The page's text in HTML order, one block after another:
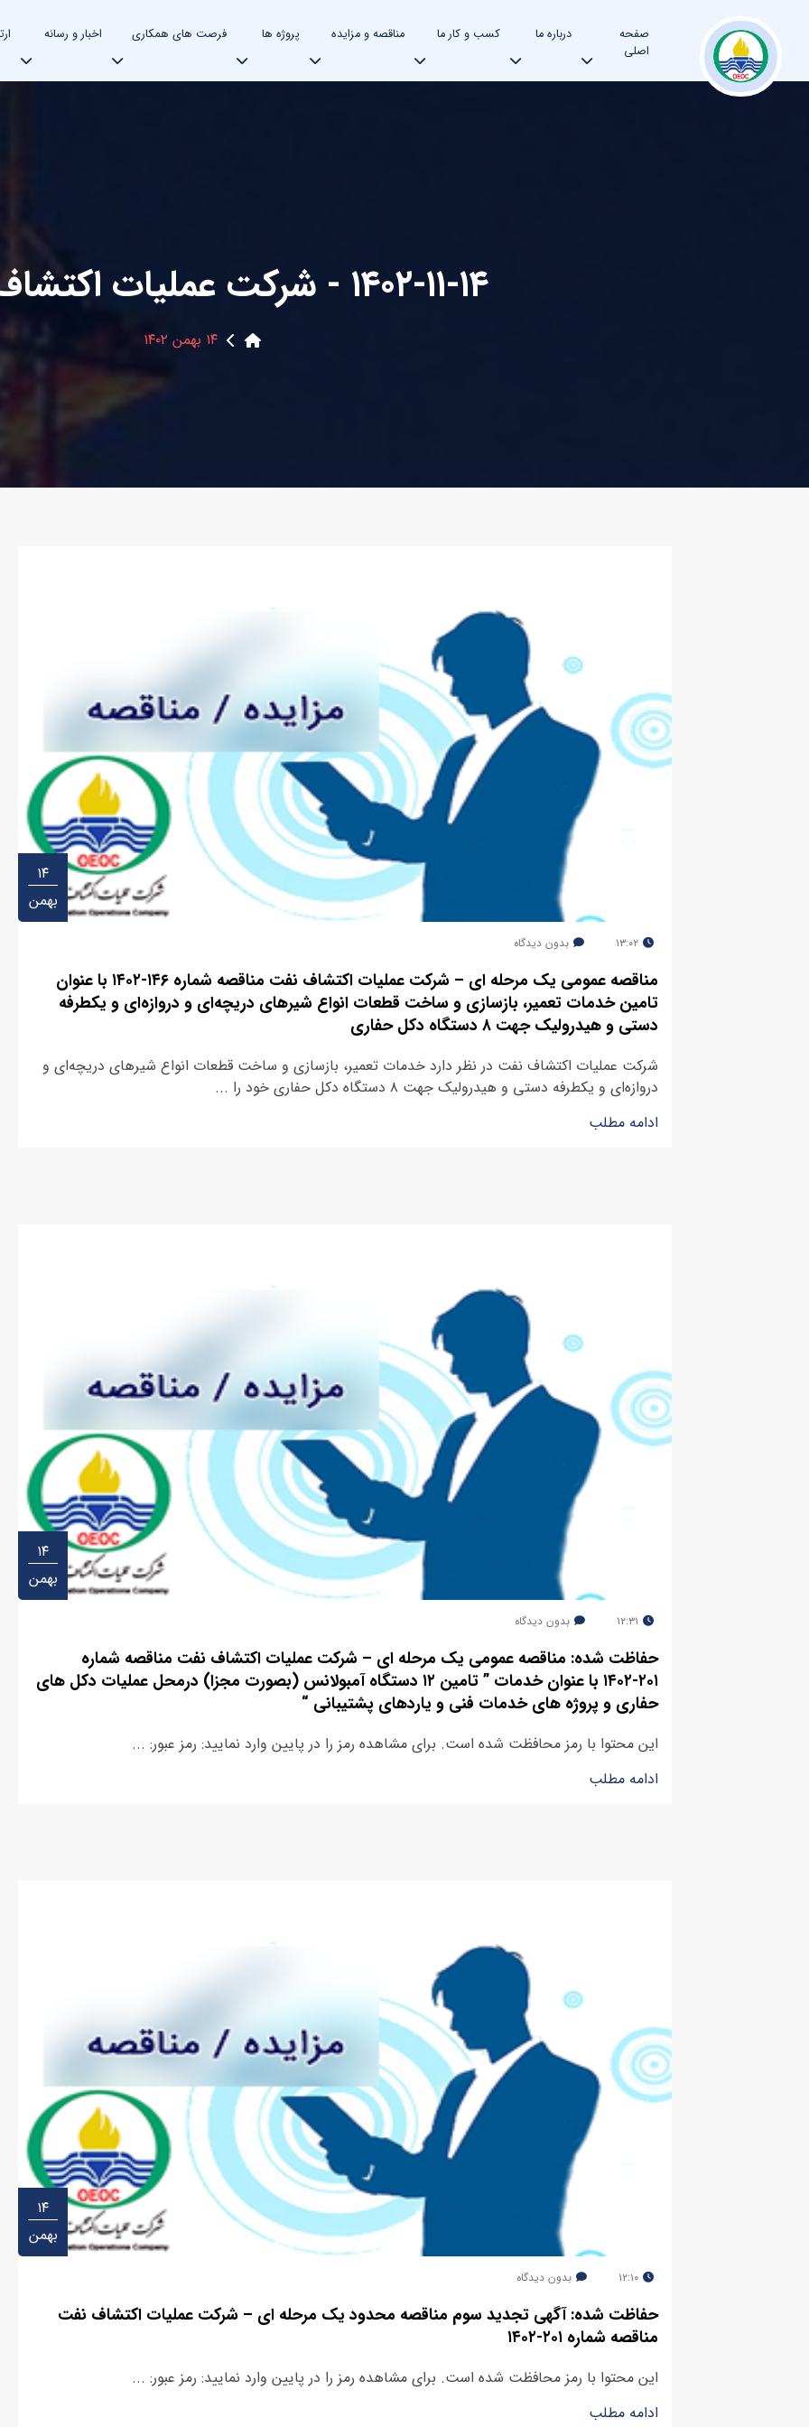
صفحه
اصلی
درباره ما کسب و کار ما مناقصه و مزایده پروژه ها فرصت های همکاری اخبار و رسانه
۱۴۰۲-۱۱-۱۴ - شرکت عملیات اکتشاف نفت
۱۴ بهمن ۱۴۰۲
۱۴
بهمن
۱۳:۰۲ بدون دیدگاه
مناقصه عمومی یک مرحله ای – شرکت عملیات اکتشاف نفت مناقصه شماره ۱۴۶-۱۴۰۲ با عنوان
تامین خدمات تعمیر، بازسازی و ساخت قطعات انواع شیرهای دریچه‌ای و دروازه‌ای و یکطرفه
دستی و هیدرولیک جهت ۸ دستگاه دکل حفاری
شرکت عملیات اکتشاف نفت در نظر دارد خدمات تعمیر، بازسازی و ساخت قطعات انواع شیرهای دریچه‌ای و
دروازه‌ای و یکطرفه دستی و هیدرولیک جهت ۸ دستگاه دکل حفاری خود را ...
ادامه مطلب
۱۴
بهمن
۱۲:۳۱ بدون دیدگاه
حفاظت شده: مناقصه عمومی یک مرحله ای – شرکت عملیات اکتشاف نفت مناقصه شماره
۲۰۱-۱۴۰۲ با عنوان خدمات ” تامین ۱۲ دستگاه آمبولانس (بصورت مجزا) درمحل عملیات دکل های
حفاری و پروژه های خدمات فنی و یاردهای پشتیبانی “
این محتوا با رمز محافظت شده است. برای مشاهده رمز را در پایین وارد نمایید: رمز عبور: ...
ادامه مطلب
۱۴
بهمن
۱۲:۱۰ بدون دیدگاه
حفاظت شده: آگهی تجدید سوم مناقصه محدود یک مرحله ای – شرکت عملیات اکتشاف نفت
مناقصه شماره ۲۰۱-۱۴۰۲
این محتوا با رمز محافظت شده است. برای مشاهده رمز را در پایین وارد نمایید: رمز عبور: ...
ادامه مطلب